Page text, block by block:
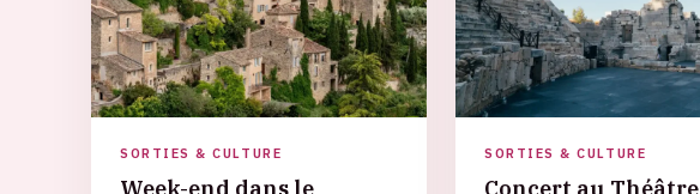
SORTIES & CULTURE
Week-end dans le
SORTIES & CULTURE
Concert au Théâtre